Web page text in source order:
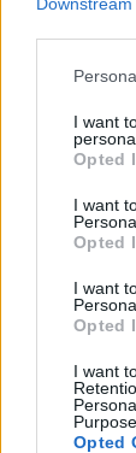
Please
not limited
grant or
use your
consent
I want
Opted
I want
Opted
I want
Opted
I want
Opted
már azt
itt vége
•2015.
Férfiasan
ragacsos,
valahogy
keksz,
el. Az
isznak a